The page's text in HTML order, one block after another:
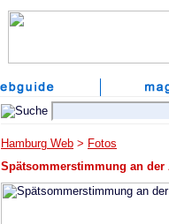
Hamburg Web > Fotos
Spätsommerstimmung an der